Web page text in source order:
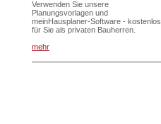
Verwenden Sie unsere
Planungsvorlagen und
meinHausplaner-Software - kostenlos
für Sie als privaten Bauherren.
mehr